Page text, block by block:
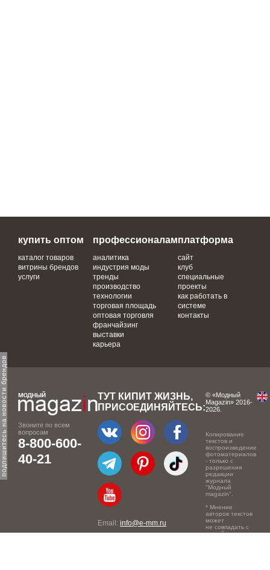
подпишитесь на новости брендов
купить оптом
каталог товаров
витрины брендов
услуги
профессионалам
аналитика
индустрия моды
тренды
производство
технологии
торговая площадь
оптовая торговля
франчайзинг
выставки
карьера
платформа
сайт
клуб
специальные
проекты
как работать в
системе
контакты
Звоните по всем
вопросам
8-800-600-
40-21
ТУТ КИПИТ ЖИЗНЬ,
ПРИСОЕДИНЯЙТЕСЬ:
Email: info@e-mm.ru
© «Модный
Magazin» 2016-
2026.
Копирование
текстов и
воспроизведение
фотоматериалов
- только с
разрешения
редакции
журнала
"Модный
magazin".
* Мнение
авторов текстов
может
не совпадать с
точкой зрения